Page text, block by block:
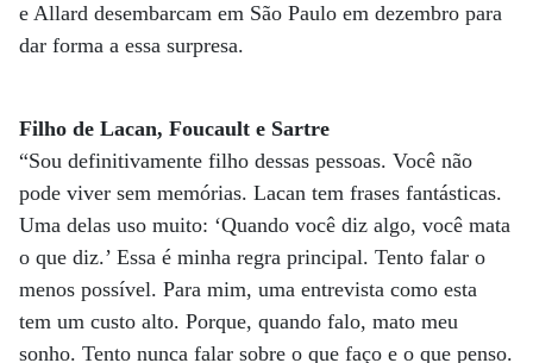
e Allard desembarcam em São Paulo em dezembro para
dar forma a essa surpresa.
Filho de Lacan, Foucault e Sartre
“Sou definitivamente filho dessas pessoas. Você não
pode viver sem memórias. Lacan tem frases fantásticas.
Uma delas uso muito: ‘Quando você diz algo, você mata
o que diz.’ Essa é minha regra principal. Tento falar o
menos possível. Para mim, uma entrevista como esta
tem um custo alto. Porque, quando falo, mato meu
sonho. Tento nunca falar sobre o que faço e o que penso.